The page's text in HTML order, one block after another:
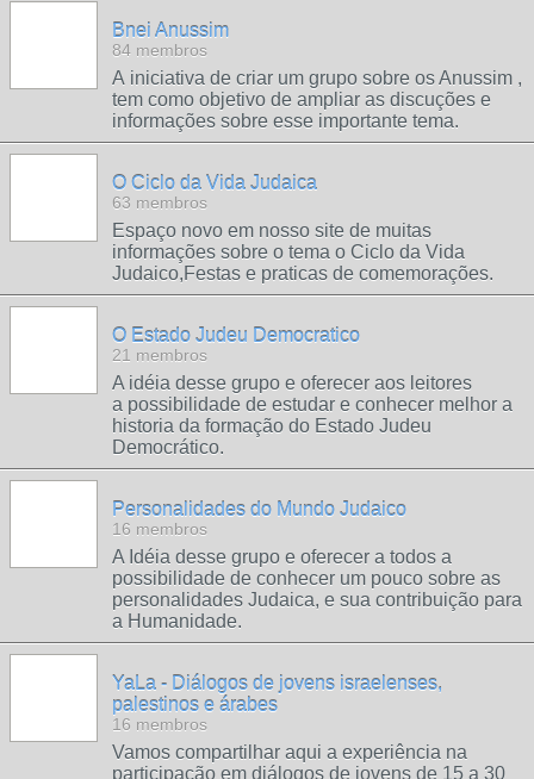
Bnei Anussim
84 membros
A iniciativa de criar um grupo sobre os Anussim ,
tem como objetivo de ampliar as discuções e
informações sobre esse importante tema.
O Ciclo da Vida Judaica
63 membros
Espaço novo em nosso site de muitas
informações sobre o tema o Ciclo da Vida
Judaico,Festas e praticas de comemorações.
O Estado Judeu Democratico
21 membros
A idéia desse grupo e oferecer aos leitores
a possibilidade de estudar e conhecer melhor a
historia da formação do Estado Judeu
Democrático.
Personalidades do Mundo Judaico
16 membros
A Idéia desse grupo e oferecer a todos a
possibilidade de conhecer um pouco sobre as
personalidades Judaica, e sua contribuição para
a Humanidade.
YaLa - Diálogos de jovens israelenses,
palestinos e árabes
16 membros
Vamos compartilhar aqui a experiência na
participação em diálogos de jovens de 15 a 30